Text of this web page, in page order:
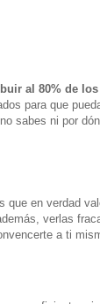
al 80% de
para que
sabes ni por
en verdad
verlas
a ti